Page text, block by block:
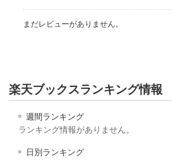
まだレビューがありません。
楽天ブックスランキング情報
週間ランキング
ランキング情報がありません。
日別ランキング